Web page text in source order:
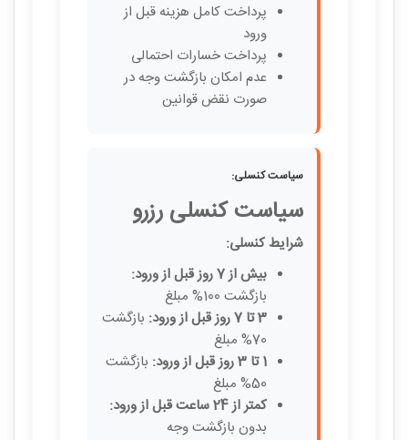
پرداخت کامل هزینه قبل از
ورود
پرداخت خسارات احتمالی
عدم امکان بازگشت وجه در
صورت نقض قوانین
سیاست کنسلی:
سیاست کنسلی رزرو
شرایط کنسلی:
بیش از 7 روز قبل از ورود:
بازگشت 100% مبلغ
3 تا 7 روز قبل از ورود:
بازگشت
70% مبلغ
1 تا 3 روز قبل از ورود:
بازگشت
50% مبلغ
کمتر از 24 ساعت قبل از ورود:
بدون بازگشت وجه